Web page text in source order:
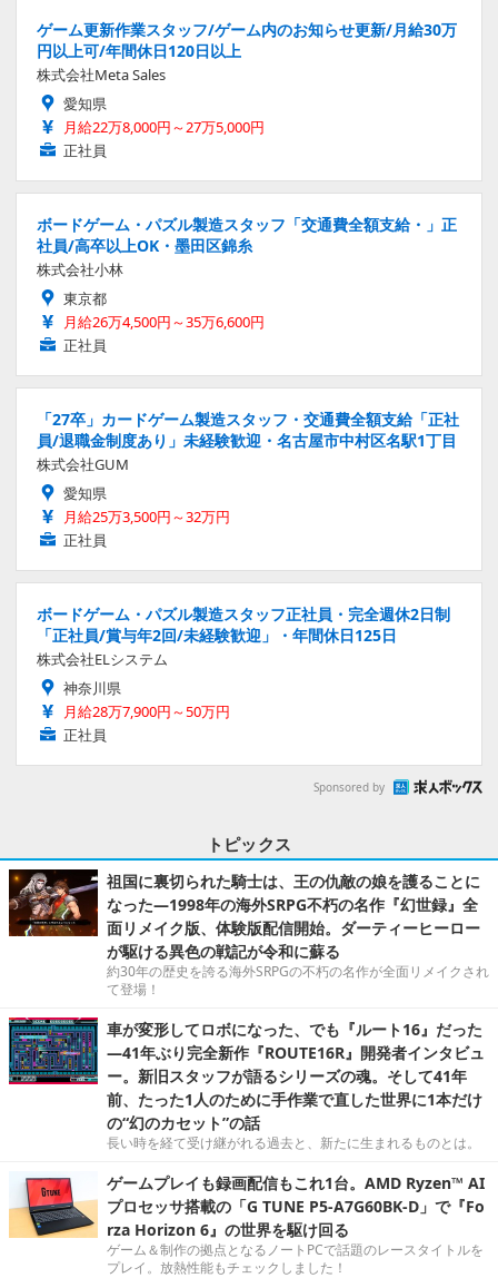
ゲーム更新作業スタッフ/ゲーム内のお知らせ更新/月給30万
円以上可/年間休日120日以上
株式会社Meta Sales
愛知県
月給22万8,000円～27万5,000円
正社員
ボードゲーム・パズル製造スタッフ「交通費全額支給・」正
社員/高卒以上OK・墨田区錦糸
株式会社小林
東京都
月給26万4,500円～35万6,600円
正社員
「27卒」カードゲーム製造スタッフ・交通費全額支給「正社
員/退職金制度あり」未経験歓迎・名古屋市中村区名駅1丁目
株式会社GUM
愛知県
月給25万3,500円～32万円
正社員
ボードゲーム・パズル製造スタッフ正社員・完全週休2日制
「正社員/賞与年2回/未経験歓迎」・年間休日125日
株式会社ELシステム
神奈川県
月給28万7,900円～50万円
正社員
Sponsored by
トピックス
祖国に裏切られた騎士は、王の仇敵の娘を護ることに
なった―1998年の海外SRPG不朽の名作『幻世録』全
面リメイク版、体験版配信開始。ダーティーヒーロー
が駆ける異色の戦記が令和に蘇る
約30年の歴史を誇る海外SRPGの不朽の名作が全面リメイクされ
て登場！
車が変形してロボになった、でも『ルート16』だった
―41年ぶり完全新作『ROUTE16R』開発者インタビュ
ー。新旧スタッフが語るシリーズの魂。そして41年
前、たった1人のために手作業で直した世界に1本だけ
の“幻のカセット”の話
長い時を経て受け継がれる過去と、新たに生まれるものとは。
ゲームプレイも録画配信もこれ1台。AMD Ryzen™ AI
プロセッサ搭載の「G TUNE P5-A7G60BK-D」で『Fo
rza Horizon 6』の世界を駆け回る
ゲーム＆制作の拠点となるノートPCで話題のレースタイトルを
プレイ。放熱性能もチェックしました！